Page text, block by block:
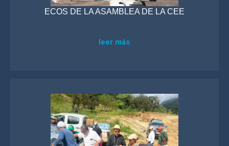
ECOS DE LA ASAMBLEA DE LA CEE
leer más